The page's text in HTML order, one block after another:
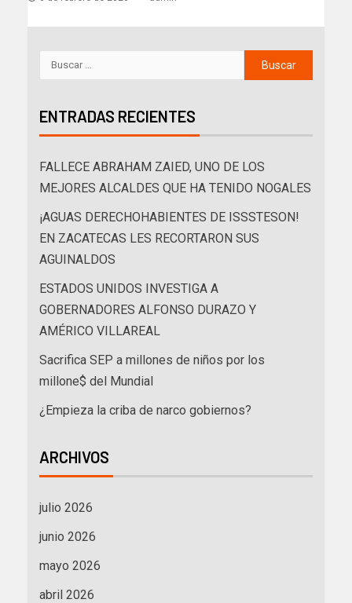
ENTRADAS RECIENTES
FALLECE ABRAHAM ZAIED, UNO DE LOS
MEJORES ALCALDES QUE HA TENIDO NOGALES
¡AGUAS DERECHOHABIENTES DE ISSSTESON!
EN ZACATECAS LES RECORTARON SUS
AGUINALDOS
ESTADOS UNIDOS INVESTIGA A
GOBERNADORES ALFONSO DURAZO Y
AMÉRICO VILLAREAL
Sacrifica SEP a millones de niños por los
millone$ del Mundial
¿Empieza la criba de narco gobiernos?
ARCHIVOS
julio 2026
junio 2026
mayo 2026
abril 2026